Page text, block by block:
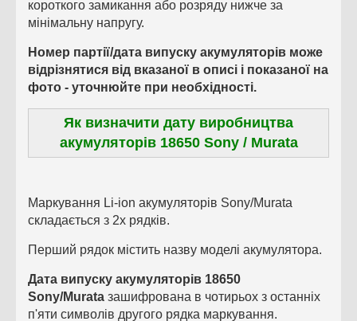
короткого замикання або розряду нижче за
мінімальну напругу.
Номер партії/дата випуску акумуляторів може
відрізнятися від вказаної в описі і показаної на
фото - уточнюйте при необхідності.
Як визначити дату виробництва
акумуляторів 18650 Sony / Murata
Маркування Li-ion акумуляторів Sony/Murata
складається з 2х рядків.
Перший рядок містить назву моделі акумулятора.
Дата випуску акумуляторів 18650
Sony/Murata зашифрована в чотирьох з останніх
п'яти символів другого рядка маркування.